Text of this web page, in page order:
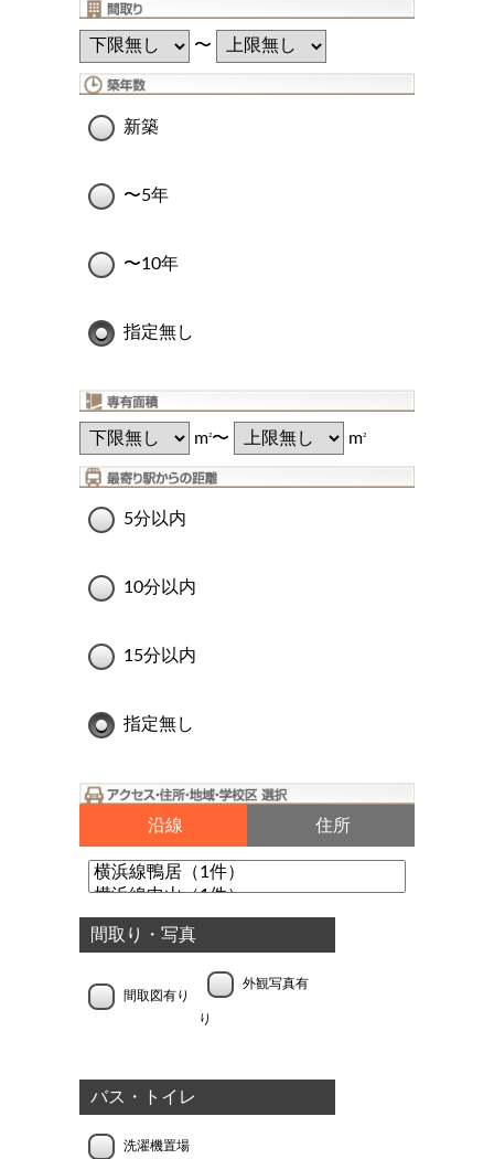
〜
新築
〜5年
〜10年
指定無し
m2〜 m2
5分以内
10分以内
15分以内
指定無し
沿線 住所
間取り・写真
間取図有り
外観写真有
り
バス・トイレ
洗濯機置場